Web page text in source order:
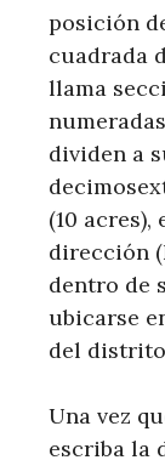
posición
cuadrada
llama
dividen a
(10
dirección
dentro de
ubicarse
del distrito
Una vez
escriba la